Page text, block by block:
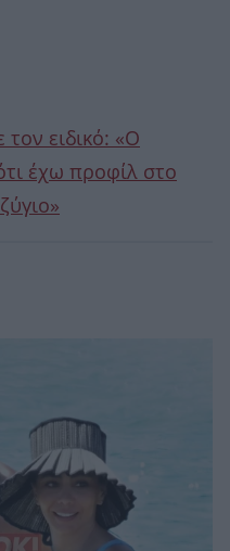
τον ειδικό: «Ο
έχω προφίλ στο